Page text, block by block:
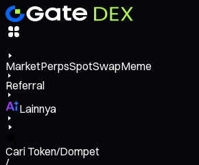
MarketPerpsSpotSwapMeme
Referral
Lainnya
Cari Token/Dompet